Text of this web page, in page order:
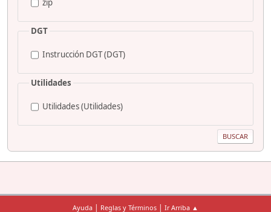
zip
DGT
Instrucción DGT (DGT)
Utilidades
Utilidades (Utilidades)
Ayuda | Reglas y Términos | Ir Arriba ▲